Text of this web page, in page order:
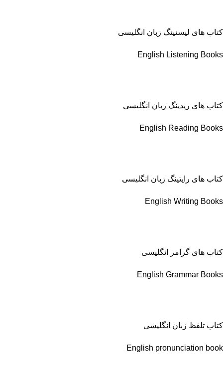
کتاب های لیسنینگ زبان انگلیسی
English Listening Books
کتاب های ریدینگ زبان انگلیسی
English Reading Books
کتاب های رایتینگ زبان انگلیسی
English Writing Books
کتاب های گرامر انگلیسی
English Grammar Books
کتاب تلفظ زبان انگلیسی
English pronunciation book